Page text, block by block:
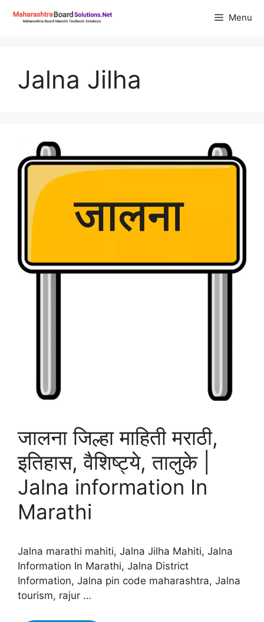
Menu
Jalna Jilha
जालना जिल्हा माहिती मराठी,
इतिहास, वैशिष्ट्ये, तालुके |
Jalna information In
Marathi
Jalna marathi mahiti, Jalna Jilha Mahiti, Jalna
Information In Marathi, Jalna District
Information, Jalna pin code maharashtra, Jalna
tourism, rajur …